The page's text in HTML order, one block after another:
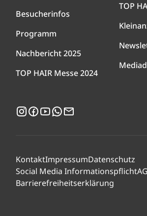
Besucherinfos
Programm
Nachbericht 2025
TOP HAIR Messe 2024
TOP
Instagram
Facebook
YouTubeWhatsApp
KontaktImpressumDatenschutz
Social Media Informationspflicht
Barrierefreiheitserklärung